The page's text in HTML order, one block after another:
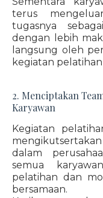
terus
tugasnya
dengan lebih
langsung oleh
kegiatan
2. Menciptakan
Karyawan
Kegiatan
dalam
semua
pelatihan dan
bersamaan.